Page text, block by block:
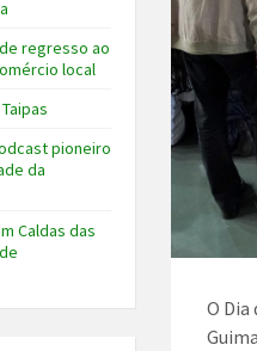
O Dia
regresso ao
local
pioneiro
da
Caldas das